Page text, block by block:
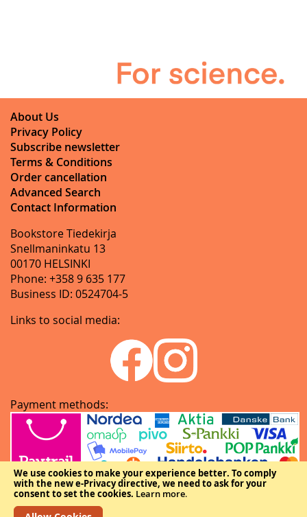
We use cookies to make your experience better. To comply
with the new e-Privacy directive, we need to ask for your
consent to set the cookies. Learn more.
About Us
Privacy Policy
Subscribe newsletter
Terms & Conditions
Order cancellation
Advanced Search
Contact Information
Bookstore Tiedekirja
Snellmaninkatu 13
00170 HELSINKI
Phone: +358 9 635 177
Business ID: 0524704-5
Links to social media:
Payment methods: